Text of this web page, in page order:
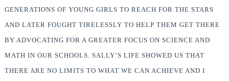
GENERATIONS OF YOUNG GIRLS TO REACH FOR THE STARS
AND LATER FOUGHT TIRELESSLY TO HELP THEM GET THERE
BY ADVOCATING FOR A GREATER FOCUS ON SCIENCE AND
MATH IN OUR SCHOOLS. SALLY’S LIFE SHOWED US THAT
THERE ARE NO LIMITS TO WHAT WE CAN ACHIEVE AND I